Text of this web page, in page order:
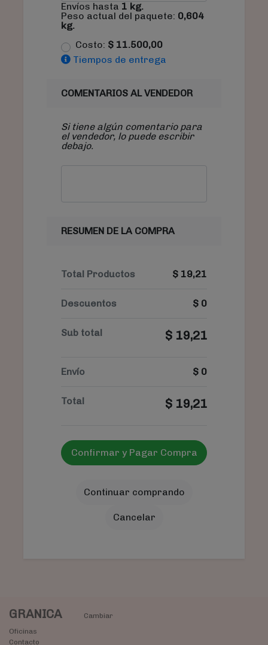
Envíos hasta 1 kg.
Peso actual del paquete: 0,604
kg.
Costo: $ 11.500,00
Tiempos de entrega
COMENTARIOS AL VENDEDOR
Si tiene algún comentario para
el vendedor, lo puede escribir
debajo.
RESUMEN DE LA COMPRA
Total Productos $ 19,21
Descuentos $ 0
Sub total $ 19,21
Envío $ 0
Total $ 19,21
Confirmar y Pagar Compra
Continuar comprando
Cancelar
GRANICA
Cambiar
Oficinas
Contacto